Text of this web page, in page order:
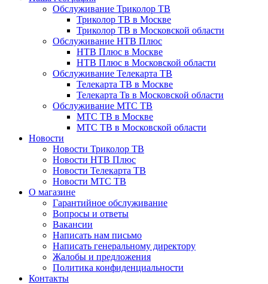
Обслуживание Триколор ТВ
Триколор ТВ в Москве
Триколор ТВ в Московской области
Обслуживание НТВ Плюс
НТВ Плюс в Москве
НТВ Плюс в Московской области
Обслуживание Телекарта ТВ
Телекарта ТВ в Москве
Телекарта Тв в Московской области
Обслуживание МТС ТВ
МТС ТВ в Москве
МТС ТВ в Московской области
Новости
Новости Триколор ТВ
Новости НТВ Плюс
Новости Телекарта ТВ
Новости МТС ТВ
О магазине
Гарантийное обслуживание
Вопросы и ответы
Вакансии
Написать нам письмо
Написать генеральному директору
Жалобы и предложения
Политика конфиденциальности
Контакты